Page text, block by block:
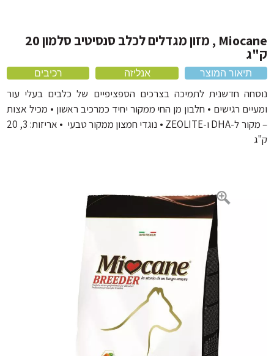
אוכל לכלבים 20 קילו
מלונה לכלב
מחסום פה לכלב
אביזרים נוספים
מברשת שיניים לכלב
מוצרי הדברה
Miocane , מזון מגדלים לכלב סנסיטיב סלמון 20
תיאור המוצר אנליזה רכיבים
חדשנית לתמיכה בצרכים הספציפיים של כלבים בעלי עור
רגישים • חלבון מן החי ממקור יחיד כמרכיב ראשון • מכיל אצות
– מקור ל-DHA ו-ZEOLITE • נוגדי חמצון ממקור טבעי • אריזות: 3, 20